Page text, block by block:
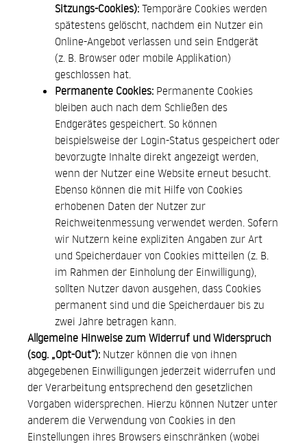
Sitzungs-Cookies): Temporäre Cookies werden
spätestens gelöscht, nachdem ein Nutzer ein
Online-Angebot verlassen und sein Endgerät
(z. B. Browser oder mobile Applikation)
geschlossen hat.
Permanente Cookies: Permanente Cookies
bleiben auch nach dem Schließen des
Endgerätes gespeichert. So können
beispielsweise der Login-Status gespeichert oder
bevorzugte Inhalte direkt angezeigt werden,
wenn der Nutzer eine Website erneut besucht.
Ebenso können die mit Hilfe von Cookies
erhobenen Daten der Nutzer zur
Reichweitenmessung verwendet werden. Sofern
wir Nutzern keine expliziten Angaben zur Art
und Speicherdauer von Cookies mitteilen (z. B.
im Rahmen der Einholung der Einwilligung),
sollten Nutzer davon ausgehen, dass Cookies
permanent sind und die Speicherdauer bis zu
zwei Jahre betragen kann.
Allgemeine Hinweise zum Widerruf und Widerspruch
(sog. „Opt-Out“): Nutzer können die von ihnen
abgegebenen Einwilligungen jederzeit widerrufen und
der Verarbeitung entsprechend den gesetzlichen
Vorgaben widersprechen. Hierzu können Nutzer unter
anderem die Verwendung von Cookies in den
Einstellungen ihres Browsers einschränken (wobei